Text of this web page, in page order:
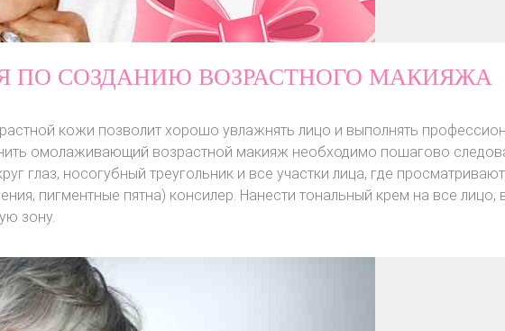
ПО СОЗДАНИЮ ВОЗРАСТНОГО МАКИЯЖА
кожи позволит хорошо увлажнять лицо и выполнять
омолаживающий возрастной макияж необходимо пошагово
глаз, носогубный треугольник и все участки лица, где
пигментные пятна) консилер. Нанести тональный крем на все лицо,
зону.